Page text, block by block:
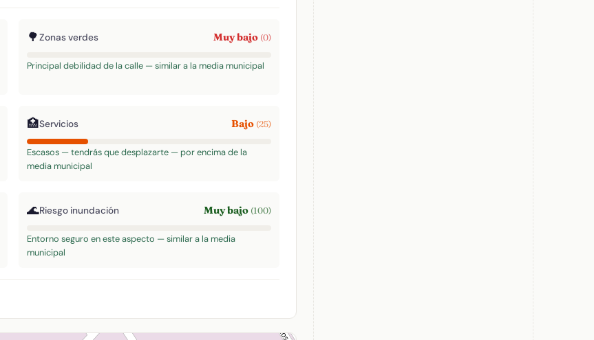
🌳Zonas verdes Muy bajo (0)
Principal debilidad de la calle — similar a la media municipal
🏥Servicios Bajo (25)
Escasos — tendrás que desplazarte — por encima de la
media municipal
🌊Riesgo inundación Muy bajo (100)
Entorno seguro en este aspecto — similar a la media
municipal